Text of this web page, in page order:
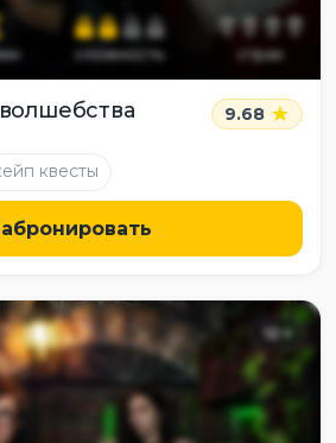
сложность страх
9.68
квесты
12 +